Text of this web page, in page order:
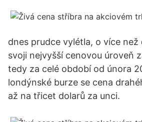
dnes prudce vylétla, o více
svoji nejvyšší cenovou úroveň
tedy za celé období od února
londýnské burze se cena
až na třicet dolarů za unci.